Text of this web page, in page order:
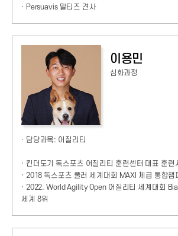
· Persuavis 말티즈 견사
이용민
심화과정
· 담당과목: 어질리티
· 킨더도기 독스포츠 어질리티 훈련센터 대표 훈련
· 2018 독스포츠 풀러 세계대회 MAXI 체급 통합챔
· 2022. World Agility Open 어질리티 세계대회
세계 8위